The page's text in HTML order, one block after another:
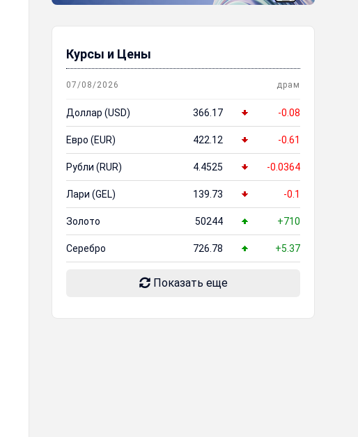
Курсы и Цены
07/08/2026 драм
Доллар (USD) 366.17 -0.08
Евро (EUR) 422.12 -0.61
Рубли (RUR) 4.4525 -0.0364
Лари (GEL) 139.73 -0.1
Золото 50244 +710
Серебро 726.78 +5.37
Показать еще